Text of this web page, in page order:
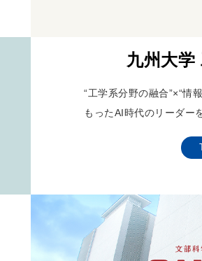
九州大学
“工学系分野の融合”×“情
もったAI時代のリーダー